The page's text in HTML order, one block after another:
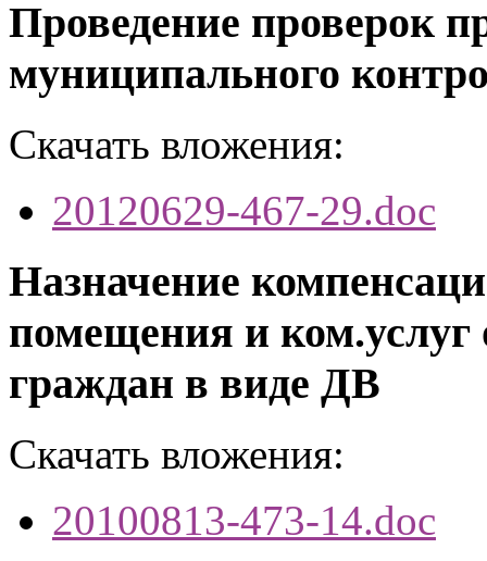
Проведение проверок
муниципального
Скачать вложения:
20120629-467-29.doc
Назначение
помещения и
граждан в виде ДВ
Скачать вложения:
20100813-473-14.doc